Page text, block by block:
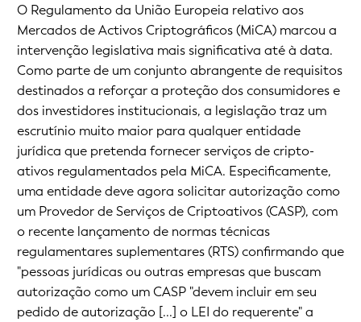
O Regulamento da União Europeia relativo aos
Mercados de Activos Criptográficos (MiCA) marcou a
intervenção legislativa mais significativa até à data.
Como parte de um conjunto abrangente de requisitos
destinados a reforçar a proteção dos consumidores e
dos investidores institucionais, a legislação traz um
escrutínio muito maior para qualquer entidade
jurídica que pretenda fornecer serviços de cripto-
ativos regulamentados pela MiCA. Especificamente,
uma entidade deve agora solicitar autorização como
um Provedor de Serviços de Criptoativos (CASP), com
o recente lançamento de normas técnicas
regulamentares suplementares (RTS) confirmando que
"pessoas jurídicas ou outras empresas que buscam
autorização como um CASP "devem incluir em seu
pedido de autorização [...] o LEI do requerente" a